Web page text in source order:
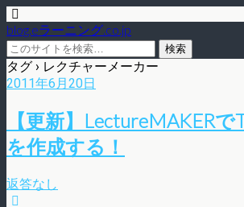
blog.eラーニング.co.jp
タグ › レクチャーメーカー
2011年6月20日
【更新】LectureMAKERで
を作成する！
返答なし